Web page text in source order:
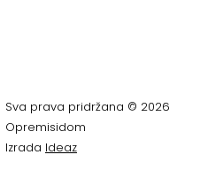
Sva prava pridržana © 2026
Opremisidom
Izrada Ideaz